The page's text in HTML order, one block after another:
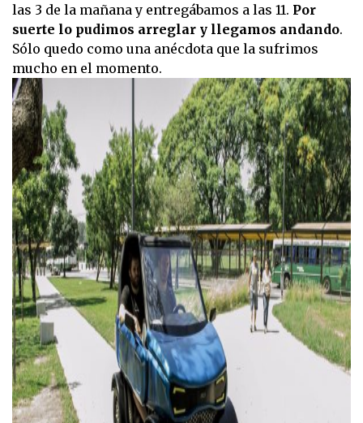
las 3 de la mañana y entregábamos a las 11. Por
suerte lo pudimos arreglar y llegamos andando.
Sólo quedo como una anécdota que la sufrimos
mucho en el momento.